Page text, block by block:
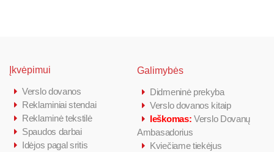
Įkvėpimui
Verslo dovanos
Reklaminiai stendai
Reklaminė tekstilė
Spaudos darbai
Idėjos pagal sritis
Galimybės
Didmeninė prekyba
Verslo dovanos kitaip
Ieškomas: Verslo Dovanų
Ambasadorius
Kviečiame tiekėjus